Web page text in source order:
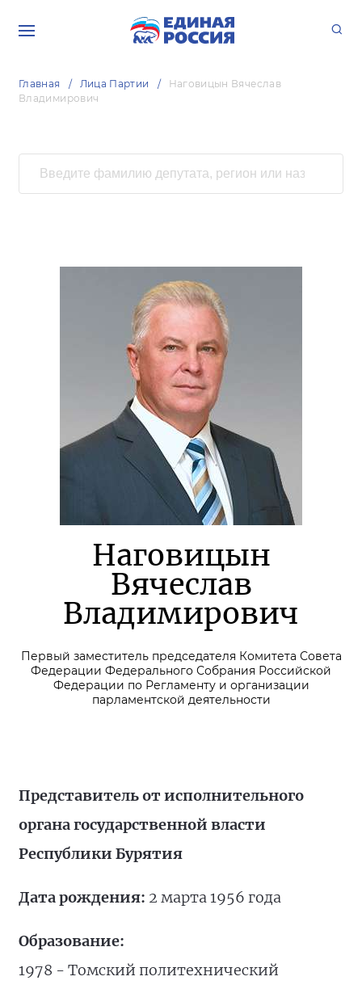
Главная Лица Партии
Наговицын Вячеслав
Владимирович
Наговицын
Вячеслав
Владимирович
Первый заместитель председателя Комитета Совета
Федерации Федерального Собрания Российской
Федерации по Регламенту и организации
парламентской деятельности
Представитель от исполнительного
органа государственной власти
Республики Бурятия
Дата рождения: 2 марта 1956 года
Образование:
1978 - Томский политехнический